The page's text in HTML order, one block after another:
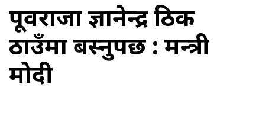
पूर्वराजा ज्ञानेन्द्र ठिक
ठाउँमा बस्नुपर्छ : मन्त्री
मोदी